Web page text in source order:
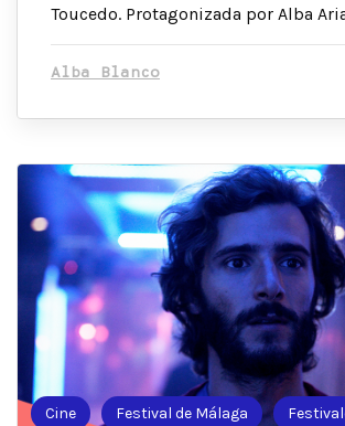
Toucedo. Protagonizada por Alba
Alba Blanco
Cine Festival de Málaga